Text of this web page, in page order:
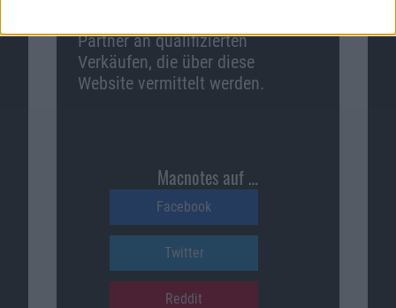
Partner an qualifizierten
Verkäufen, die über diese
Website vermittelt werden.
Macnotes auf …
Facebook
Twitter
Reddit